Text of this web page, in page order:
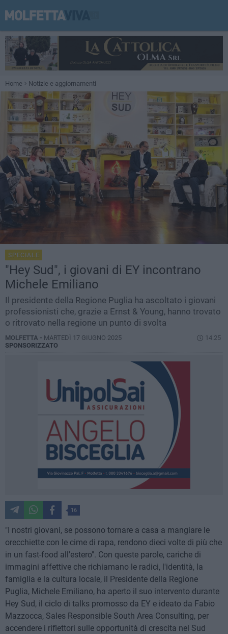
Home Notizie e aggiornamenti
SPECIALE
"Hey Sud", i giovani di EY incontrano
Michele Emiliano
Il presidente della Regione Puglia ha ascoltato i giovani
professionisti che, grazie a Ernst & Young, hanno trovato
o ritrovato nella regione un punto di svolta
MOLFETTA - MARTEDÌ 17 GIUGNO 2025
14.25
SPONSORIZZATO
16
"I nostri giovani, se possono tornare a casa a mangiare le
orecchiette con le cime di rapa, rendono dieci volte di più che
in un fast-food all'estero". Con queste parole, cariche di
immagini affettive che richiamano le radici, l'identità, la
famiglia e la cultura locale, il Presidente della Regione
Puglia, Michele Emiliano, ha aperto il suo intervento durante
Hey Sud, il ciclo di talks promosso da EY e ideato da Fabio
Mazzocca, Sales Responsible South Area Consulting, per
accendere i riflettori sulle opportunità di crescita nel Sud